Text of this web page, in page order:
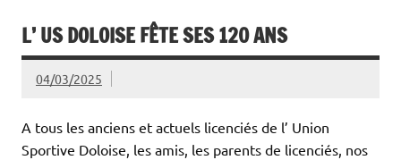
L’ US DOLOISE FÊTE SES 120 ANS
04/03/2025
A tous les anciens et actuels licenciés de l’ Union
Sportive Doloise, les amis, les parents de licenciés, nos